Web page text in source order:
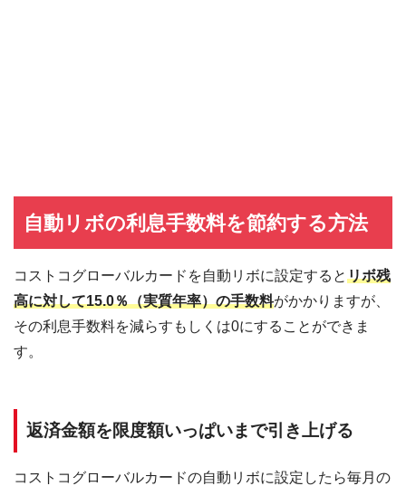
自動リボの利息手数料を節約する方法
コストコグローバルカードを自動リボに設定するとリボ残
高に対して15.0％（実質年率）の手数料がかかりますが、
その利息手数料を減らすもしくは0にすることができま
す。
返済金額を限度額いっぱいまで引き上げる
コストコグローバルカードの自動リボに設定したら毎月の